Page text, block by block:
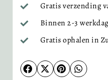
Gratis verzending
Binnen 2-3
Gratis ophalen in